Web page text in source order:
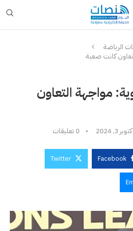
الرياضة
كانت صعبة
مواجهة التعاون
3, 2024 0 تعليقات
Facebook
Twitter